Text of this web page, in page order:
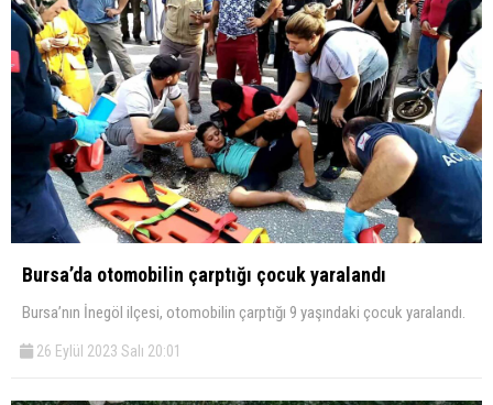
Bursa’da otomobilin çarptığı çocuk yaralandı
Bursa’nın İnegöl ilçesi, otomobilin çarptığı 9 yaşındaki çocuk yaralandı.
26 Eylül 2023 Salı 20:01